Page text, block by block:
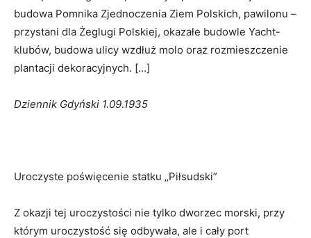
budowa Pomnika Zjednoczenia Ziem Polskich, pawilonu –
przystani dla Żeglugi Polskiej, okazałe budowle Yacht-
klubów, budowa ulicy wzdłuż molo oraz rozmieszczenie
plantacji dekoracyjnych. […]
Dziennik Gdyński 1.09.1935
Uroczyste poświęcenie statku „Piłsudski”
Z okazji tej uroczystości nie tylko dworzec morski, przy
którym uroczystość się odbywała, ale i cały port